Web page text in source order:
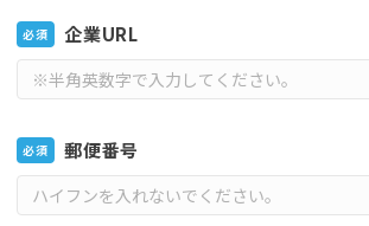
必須 企業URL
必須 郵便番号